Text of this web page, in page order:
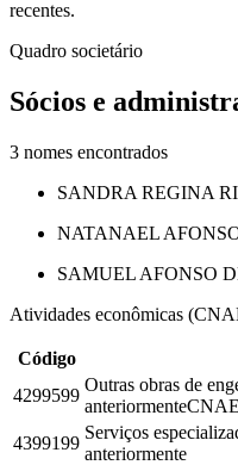
recentes.
Quadro societário
Sócios e
3 nomes encontrados
SANDRA REGINA
NATANAEL
SAMUEL AFONSO
Atividades econômicas
Código
4299599
Outras obras de
anteriormente
4399199
Serviços
anteriormente